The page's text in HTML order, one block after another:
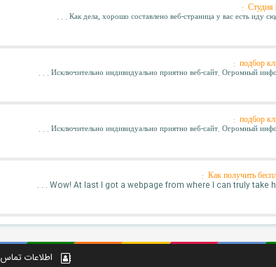
Как дела, хорошо составлено веб-страница у вас есть иду
подбор
Исключительно индивидуально приятно веб-сайт. Огромный
подбор
Исключительно индивидуально приятно веб-сайт. Огромный
Как получить
Wow! At last I got a webpage from where I can truly take
اطلاعات تماس